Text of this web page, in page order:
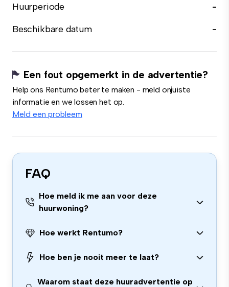
Huurperiode
-
Beschikbare datum
-
Een fout opgemerkt in de advertentie?
Help ons Rentumo beter te maken - meld onjuiste
informatie en we lossen het op.
Meld een probleem
FAQ
Hoe meld ik me aan voor deze
huurwoning?
Hoe werkt Rentumo?
Hoe ben je nooit meer te laat?
Waarom staat deze huuradvertentie op